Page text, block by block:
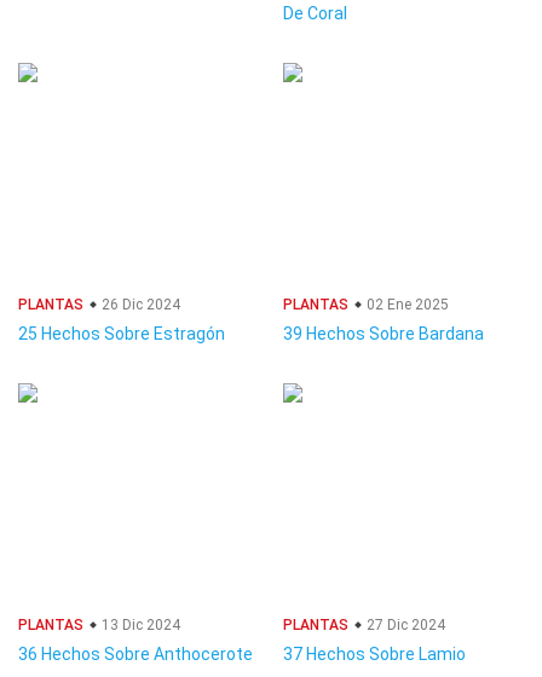
De Coral
PLANTAS 26 Dic 2024
25 Hechos Sobre Estragón
PLANTAS 02 Ene 2025
39 Hechos Sobre Bardana
PLANTAS 13 Dic 2024
36 Hechos Sobre Anthocerote
PLANTAS 27 Dic 2024
37 Hechos Sobre Lamio